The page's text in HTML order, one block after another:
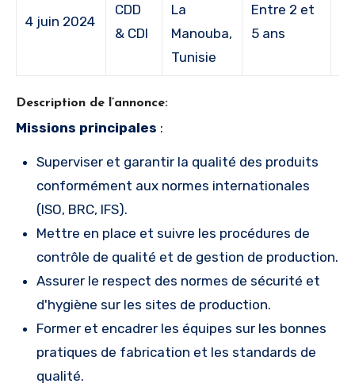
4 juin 2024
CDD
& CDI
La
Manouba,
Tunisie
Entre 2 et
5 ans
Description de l’annonce:
Missions principales :
Superviser et garantir la qualité des produits
conformément aux normes internationales
(ISO, BRC, IFS).
Mettre en place et suivre les procédures de
contrôle de qualité et de gestion de production.
Assurer le respect des normes de sécurité et
d'hygiène sur les sites de production.
Former et encadrer les équipes sur les bonnes
pratiques de fabrication et les standards de
qualité.